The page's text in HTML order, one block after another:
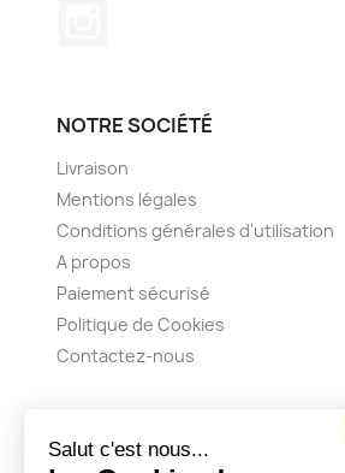
NOTRE SOCIÉTÉ
Livraison
Mentions légales
Conditions générales d'utilisation
A propos
Paiement sécurisé
Politique de Cookies
Contactez-nous